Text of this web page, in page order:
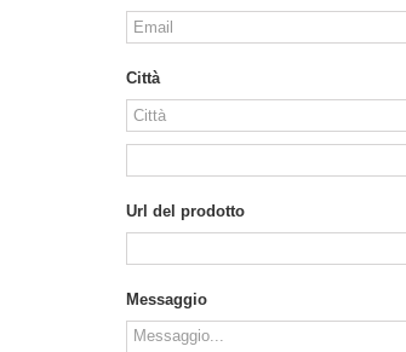
Città
Url del prodotto
Messaggio